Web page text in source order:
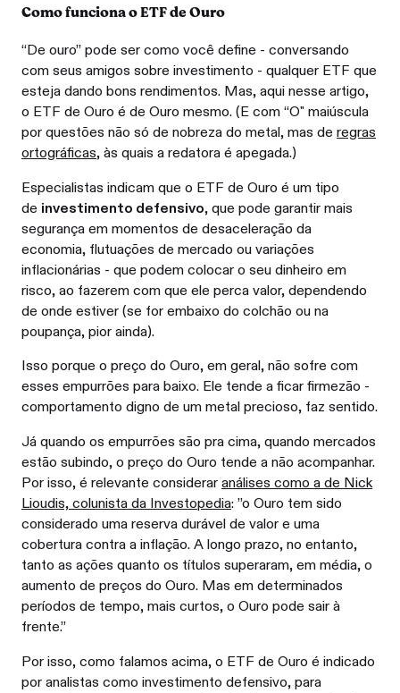
Como funciona o ETF de Ouro
“De ouro” pode ser como você define - conversando
com seus amigos sobre investimento - qualquer ETF que
esteja dando bons rendimentos. Mas, aqui nesse artigo,
o ETF de Ouro é de Ouro mesmo. (E com “O" maiúscula
por questões não só de nobreza do metal, mas de regras
ortográficas, às quais a redatora é apegada.)
Especialistas indicam que o ETF de Ouro é um tipo
de investimento defensivo, que pode garantir mais
segurança em momentos de desaceleração da
economia, flutuações de mercado ou variações
inflacionárias - que podem colocar o seu dinheiro em
risco, ao fazerem com que ele perca valor, dependendo
de onde estiver (se for embaixo do colchão ou na
poupança, pior ainda).
Isso porque o preço do Ouro, em geral, não sofre com
esses empurrões para baixo. Ele tende a ficar firmezão -
comportamento digno de um metal precioso, faz sentido.
Já quando os empurrões são pra cima, quando mercados
estão subindo, o preço do Ouro tende a não acompanhar.
Por isso, é relevante considerar análises como a de Nick
Lioudis, colunista da Investopedia: ”o Ouro tem sido
considerado uma reserva durável de valor e uma
cobertura contra a inflação. A longo prazo, no entanto,
tanto as ações quanto os títulos superaram, em média, o
aumento de preços do Ouro. Mas em determinados
períodos de tempo, mais curtos, o Ouro pode sair à
frente.”
Por isso, como falamos acima, o ETF de Ouro é indicado
por analistas como investimento defensivo, para